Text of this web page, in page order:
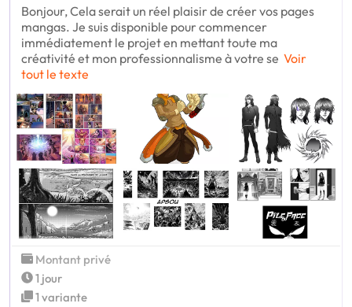
Bonjour, Cela serait un réel plaisir de créer vos pages
mangas. Je suis disponible pour commencer
immédiatement le projet en mettant toute ma
créativité et mon professionnalisme à votre se Voir
tout le texte
Montant privé
1 jour
1 variante